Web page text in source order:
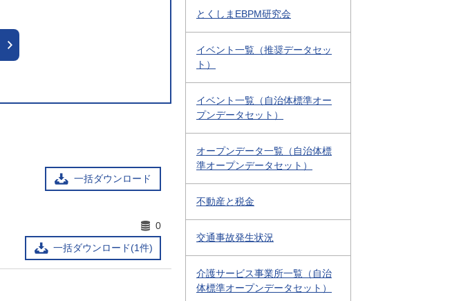
一括ダウンロード
一括ダウンロード(1件)
0
とくしまEBPM研究会
イベント一覧（推奨データセッ
ト）
イベント一覧（自治体標準オー
プンデータセット）
オープンデータ一覧（自治体標
準オープンデータセット）
不動産と税金
交通事故発生状況
介護サービス事業所一覧（自治
体標準オープンデータセット）